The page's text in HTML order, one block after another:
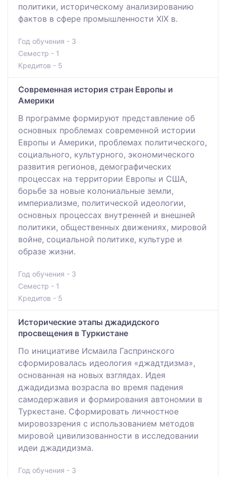
политики, историческому анализированию
фактов в сфере промышленности ХІХ в.
Год обучения - 3
Семестр - 1
Кредитов - 5
Современная история стран Европы и
Америки
В программе формируют представление об
основных проблемах современной истории
Европы и Америки, проблемах политического,
социального, культурного, экономического
развития регионов, демографических
процессах на территории Европы и США,
борьбе за новые колониальные земли,
империализме, политической идеологии,
основных процессах внутренней и внешней
политики, общественных движениях, мировой
войне, социальной политике, культуре и
образе жизни.
Год обучения - 3
Семестр - 1
Кредитов - 5
Исторические этапы джадидского
просвещения в Туркистане
По инициативе Исмаила Гаспринского
сформировалась идеология «джадтдизма»,
основанная на новых взглядах. Идея
джадидизма возрасла во время падения
самодержавия и формирования автономии в
Туркестане. Сформировать личностное
мировоззрения с использованием методов
мировой цивилизованности в исследовании
идеи джадидизма.
Год обучения - 3